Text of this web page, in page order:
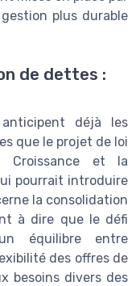
plus durable
de dettes :
déjà les
que le projet de loi
Croissance et la
pourrait introduire
la consolidation
à dire que le défi
équilibre entre
des offres de
besoins divers des